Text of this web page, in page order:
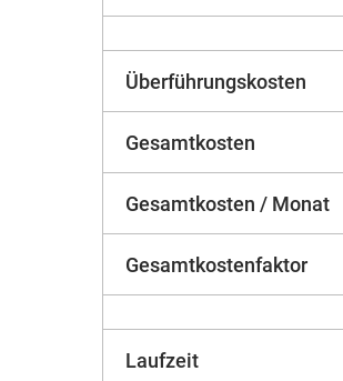
Überführungskosten
Gesamtkosten
Gesamtkosten / Monat
Gesamtkostenfaktor
Laufzeit